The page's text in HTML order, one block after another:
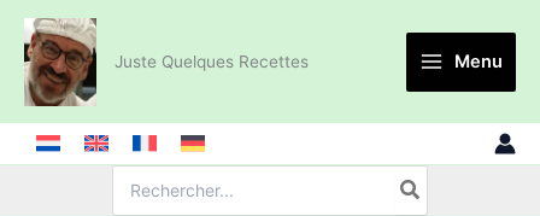
Aller
contenu
Juste Quelques Recettes Menu
de